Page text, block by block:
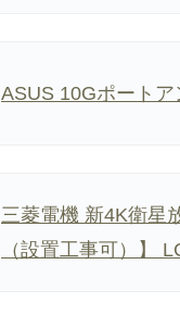
ASUS 10Gポート
三菱電機 新4K衛星
（設置工事可）】